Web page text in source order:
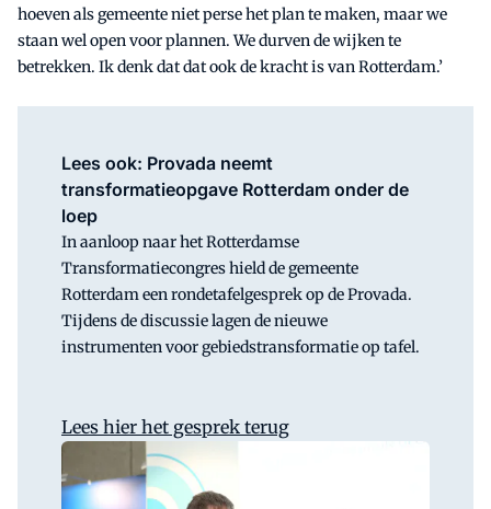
hoeven als gemeente niet perse het plan te maken, maar we
staan wel open voor plannen. We durven de wijken te
betrekken. Ik denk dat dat ook de kracht is van Rotterdam.’
Lees ook: Provada neemt
transformatieopgave Rotterdam onder de
loep
In aanloop naar het Rotterdamse
Transformatiecongres hield de gemeente
Rotterdam een rondetafelgesprek op de Provada.
Tijdens de discussie lagen de nieuwe
instrumenten voor gebiedstransformatie op tafel.
Lees hier het gesprek terug